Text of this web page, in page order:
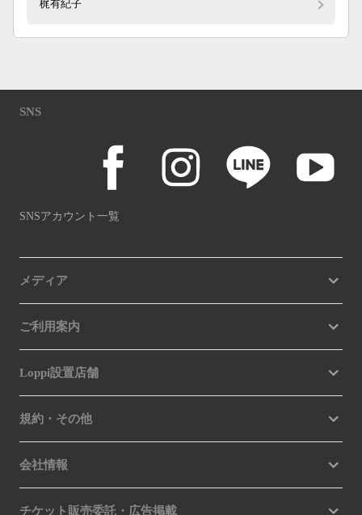
梶有紀子
SNS
SNSアカウント一覧
メディア
ご利用案内
Loppi設置店舗
規約・その他
会社情報
チケット販売委託・広告掲載